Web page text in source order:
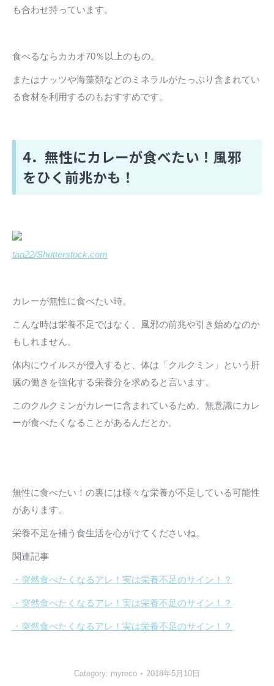
も合わせ持っています。
食べるならカカオ70％以上のもの。
またはナッツや海藻類などのミネラルがたっぷり含まれてい
る食材を利用するのもおすすめです。
4．無性にカレーが食べたい！風邪
をひく前兆かも！
taa22/Shutterstock.com
カレーが無性に食べたい時。
こんな時は栄養不足ではなく、風邪の前兆や引き始めなのか
もしれません。
体内にウイルスが侵入すると、体は「クルクミン」という肝
臓の働きを強化する栄養分を求めると言います。
このクルクミンがカレーに含まれているため、無意識にカレ
ーが食べたくなることがあるんだとか。
無性に食べたい！の裏には様々な栄養が不足している可能性
があります。
栄養不足を補う食生活を心がけてくださいね。
関連記事
・突然食べたくなるアレ！実は栄養不足のサイン！？
・突然食べたくなるアレ！実は栄養不足のサイン！？
・突然食べたくなるアレ！実は栄養不足のサイン！？
Category: myreco 2018年5月10日